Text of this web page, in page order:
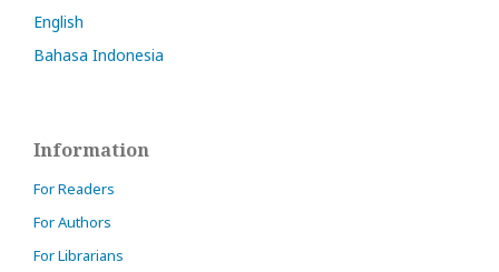
English
Bahasa Indonesia
Information
For Readers
For Authors
For Librarians